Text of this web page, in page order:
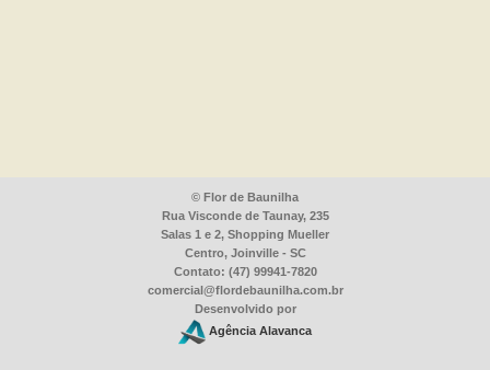
© Flor de Baunilha
Rua Visconde de Taunay, 235
Salas 1 e 2, Shopping Mueller
Centro, Joinville - SC
Contato: (47) 99941-7820
comercial@flordebaunilha.com.br
Desenvolvido por
Agência Alavanca